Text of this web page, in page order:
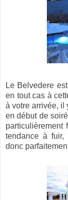
Le Belvedere
en tout cas à
à votre arrivée, il
en début de
particulièrement
tendance à
donc